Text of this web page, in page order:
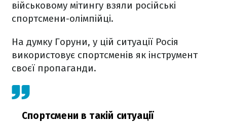
військовому мітингу взяли російські
спортсмени-олімпійці.
На думку Горуни, у цій ситуації Росія
використовує спортсменів як інструмент
своєї пропаганди.
Спортсмени в такій ситуації